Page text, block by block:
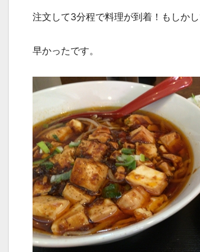
注文して3分程で料理が到着！もしか
早かったです。